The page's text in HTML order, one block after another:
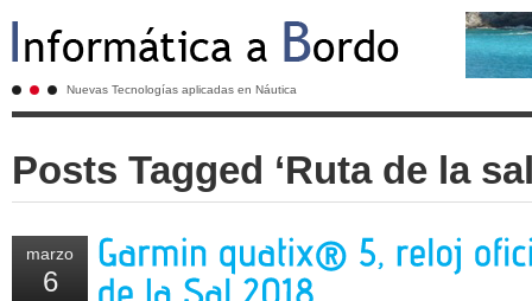
Nuevas Tecnologías aplicadas en Náutica
Posts Tagged ‘Ruta de la
marzo
6